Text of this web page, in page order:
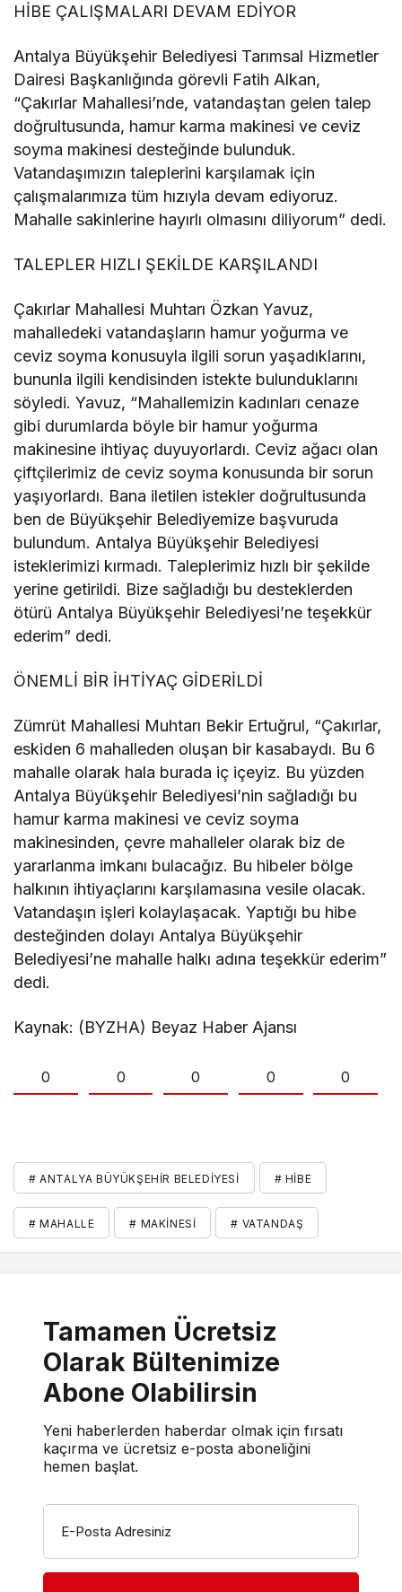
HİBE ÇALIŞMALARI DEVAM EDİYOR
Antalya Büyükşehir Belediyesi Tarımsal Hizmetler
Dairesi Başkanlığında görevli Fatih Alkan,
“Çakırlar Mahallesi’nde, vatandaştan gelen talep
doğrultusunda, hamur karma makinesi ve ceviz
soyma makinesi desteğinde bulunduk.
Vatandaşımızın taleplerini karşılamak için
çalışmalarımıza tüm hızıyla devam ediyoruz.
Mahalle sakinlerine hayırlı olmasını diliyorum” dedi.
TALEPLER HIZLI ŞEKİLDE KARŞILANDI
Çakırlar Mahallesi Muhtarı Özkan Yavuz,
mahalledeki vatandaşların hamur yoğurma ve
ceviz soyma konusuyla ilgili sorun yaşadıklarını,
bununla ilgili kendisinden istekte bulunduklarını
söyledi. Yavuz, “Mahallemizin kadınları cenaze
gibi durumlarda böyle bir hamur yoğurma
makinesine ihtiyaç duyuyorlardı. Ceviz ağacı olan
çiftçilerimiz de ceviz soyma konusunda bir sorun
yaşıyorlardı. Bana iletilen istekler doğrultusunda
ben de Büyükşehir Belediyemize başvuruda
bulundum. Antalya Büyükşehir Belediyesi
isteklerimizi kırmadı. Taleplerimiz hızlı bir şekilde
yerine getirildi. Bize sağladığı bu desteklerden
ötürü Antalya Büyükşehir Belediyesi’ne teşekkür
ederim” dedi.
ÖNEMLİ BİR İHTİYAÇ GİDERİLDİ
Zümrüt Mahallesi Muhtarı Bekir Ertuğrul, “Çakırlar,
eskiden 6 mahalleden oluşan bir kasabaydı. Bu 6
mahalle olarak hala burada iç içeyiz. Bu yüzden
Antalya Büyükşehir Belediyesi’nin sağladığı bu
hamur karma makinesi ve ceviz soyma
makinesinden, çevre mahalleler olarak biz de
yararlanma imkanı bulacağız. Bu hibeler bölge
halkının ihtiyaçlarını karşılamasına vesile olacak.
Vatandaşın işleri kolaylaşacak. Yaptığı bu hibe
desteğinden dolayı Antalya Büyükşehir
Belediyesi’ne mahalle halkı adına teşekkür ederim”
dedi.
Kaynak: (BYZHA) Beyaz Haber Ajansı
0 0 0 0 0
# ANTALYA BÜYÜKŞEHIR BELEDIYESI # HIBE
# MAHALLE # MAKINESI # VATANDAŞ
Tamamen Ücretsiz
Olarak Bültenimize
Abone Olabilirsin
Yeni haberlerden haberdar olmak için fırsatı
kaçırma ve ücretsiz e-posta aboneliğini
hemen başlat.
E-Posta Adresiniz